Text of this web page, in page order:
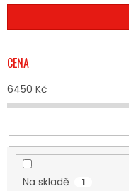
N
Í
R
O
D
U
T
Ů
CENA
6450 Kč
Na skladě 1